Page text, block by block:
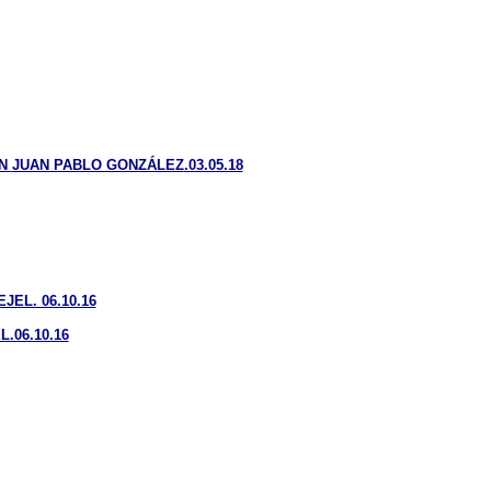
JUAN PABLO GONZÁLEZ.03.05.18
06.10.16